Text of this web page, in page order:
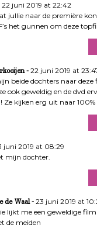
22 juni 2019 at 22:42
jullie naar de première
het gunnen om deze
22 juni 2019 at
beide dochters naar deze
ook geweldig en de dvd
Ze kijken erg uit naar 100%
juni 2019 at 08:29
mijn dochter.
de Waal
23 juni 2019 at
lijkt me een geweldige
de meiden